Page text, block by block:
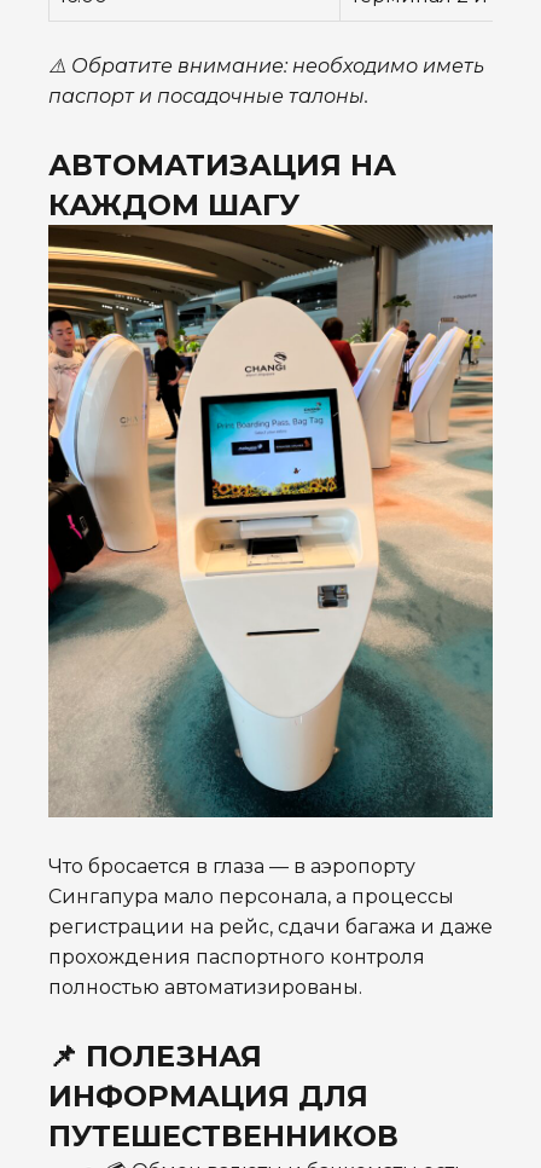
⚠️ Обратите внимание: необходимо иметь
паспорт и посадочные талоны.
АВТОМАТИЗАЦИЯ НА
КАЖДОМ ШАГУ
Что бросается в глаза — в аэропорту
Сингапура мало персонала, а процессы
регистрации на рейс, сдачи багажа и даже
прохождения паспортного контроля
полностью автоматизированы.
📌 ПОЛЕЗНАЯ
ИНФОРМАЦИЯ ДЛЯ
ПУТЕШЕСТВЕННИКОВ